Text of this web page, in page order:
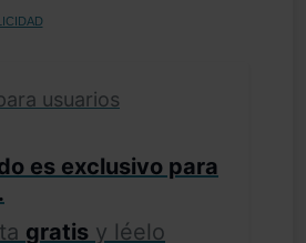
usuarios
es exclusivo para
gratis y léelo